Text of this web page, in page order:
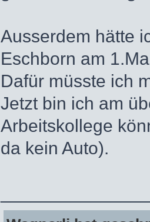
Ausserdem hätte
Eschborn am
Dafür müsste ich
Jetzt bin ich am
Arbeitskollege
da kein Auto).